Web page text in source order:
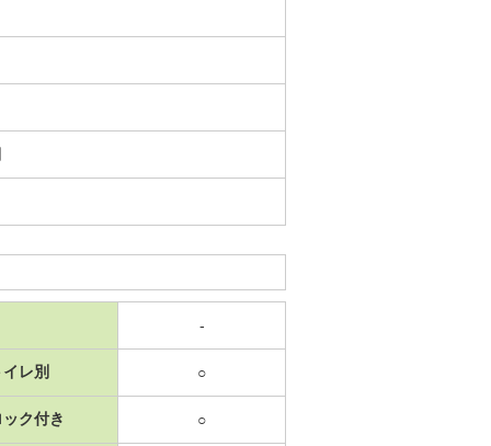
-
レ別 ○
ク付き ○